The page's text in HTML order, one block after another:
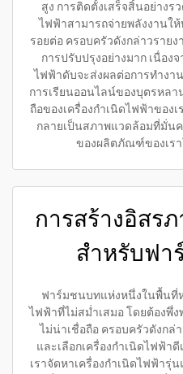
สูง การติดตั้งเสร็จสิ้นอย่างร
ไฟฟ้าสามารถจ่ายพลังงานใ
รอยต่อ ครอบครัวดังกล่าวราย
การปรับปรุงอย่างมาก เนื่อง
ไฟฟ้าดับจะส่งผลต่อการทำงานจ
การเรียนออนไลน์ของบุตรหล
ถือของเครื่องกำเนิดไฟฟ้าของ
กลายเป็นสภาพแวดล้อมที่มั่น
ของผลิตภัณฑ์ของเรา
การสร้างอิสร
สำหรับฟา
ฟาร์มชนบทแห่งหนึ่งในพื้นที่
ไฟฟ้าที่ไม่สม่ำเสมอ โดยต้องพึ่
ไม่น่าเชื่อถือ ครอบครัวดังกล่
และเลือกเครื่องกำเนิดไฟฟ้า
เราจัดหาเครื่องกำเนิดไฟฟ้า